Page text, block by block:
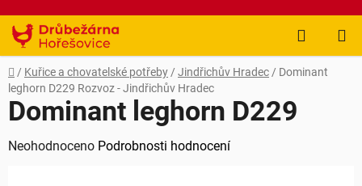
KOŠÍK
Domů
/ Kuřice a chovatelské potřeby / Jindřichův Hradec / Dominant
leghorn D229 Rozvoz - Jindřichův Hradec
Dominant leghorn D229
Průměrné
Neohodnoceno Podrobnosti hodnocení